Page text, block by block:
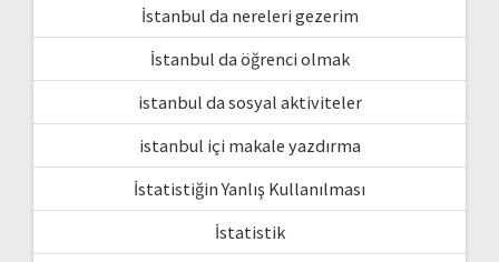
İstanbul da nereleri gezerim
İstanbul da öğrenci olmak
istanbul da sosyal aktiviteler
istanbul içi makale yazdırma
İstatistiğin Yanlış Kullanılması
İstatistik